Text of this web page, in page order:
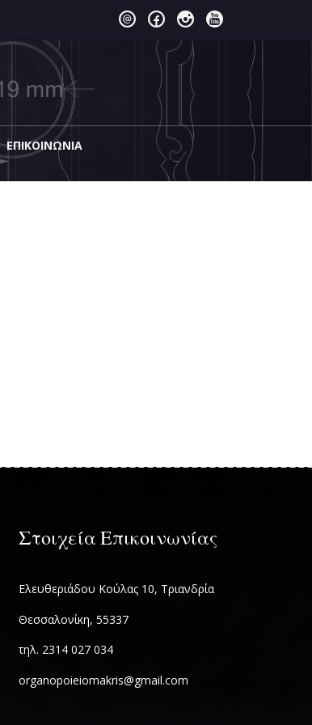
EΠΙΚΟΙΝΩΝΊΑ
Στοιχεία Επικοινωνίας
Ελευθεριάδου Κούλας 10, Τριανδρία
Θεσσαλονίκη, 55337
τηλ. 2314 027 034
organopoieiomakris@gmail.com